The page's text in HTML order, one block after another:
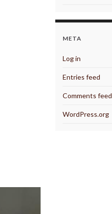
META
Log in
Entries feed
Comments feed
WordPress.org